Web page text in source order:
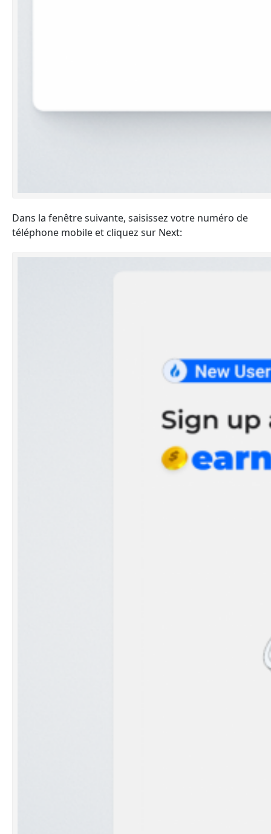
Dans la fenêtre suivante, saisissez votre numéro de
téléphone mobile et cliquez sur Next: